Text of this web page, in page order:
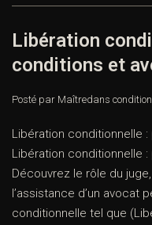
Libération
conditions et
Posté par Maîtredans
Libération conditionnelle
Libération conditionnelle
Découvrez le rôle du
l’assistance d’un avocat
conditionnelle tel que